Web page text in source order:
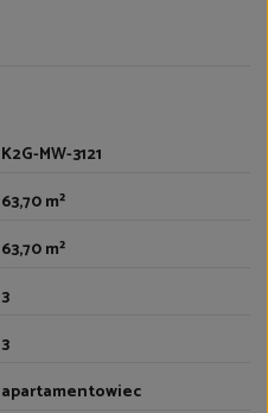
K2G-MW-3121
63,70 m²
63,70 m²
3
3
apartamentowiec